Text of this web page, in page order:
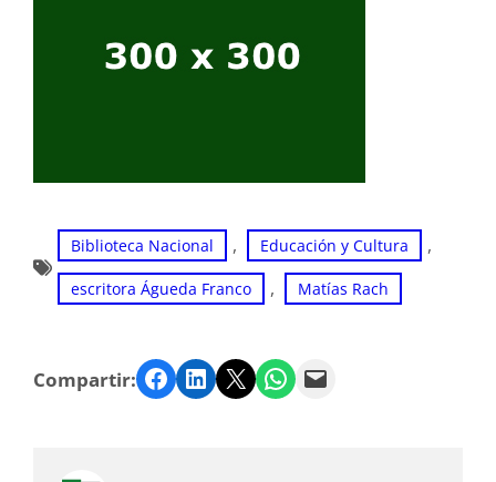
Biblioteca Nacional , Educación y Cultura ,
escritora Águeda Franco , Matías Rach
Compartir: Facebook LinkedIn Twitter WhatsApp Email